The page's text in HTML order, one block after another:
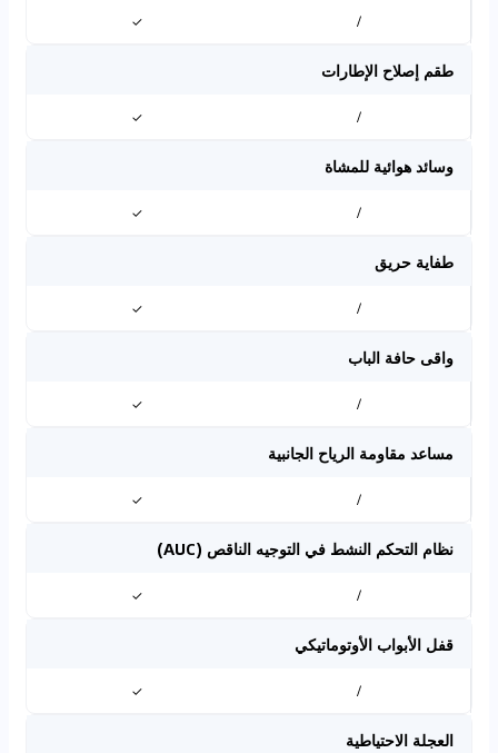
/
✓
طقم إصلاح الإطارات
/
✓
وسائد هوائية للمشاة
/
✓
طفاية حريق
/
✓
واقى حافة الباب
/
✓
مساعد مقاومة الرياح الجانبية
/
✓
نظام التحكم النشط في التوجيه الناقص (AUC)
/
✓
قفل الأبواب الأوتوماتيكي
/
✓
العجلة الاحتياطية